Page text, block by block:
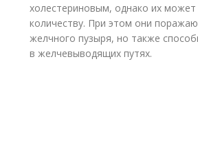
холестериновым, однако их
количеству. При этом они
желчного пузыря, но также
в желчевыводящих путях.